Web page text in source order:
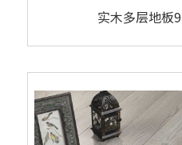
实木多层地板9